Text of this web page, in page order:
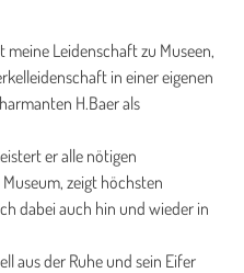
Leidenschaft zu Museen,
in einer eigenen
H.Baer als
er alle nötigen
zeigt höchsten
dabei auch hin und wieder in
aus der Ruhe und sein Eifer